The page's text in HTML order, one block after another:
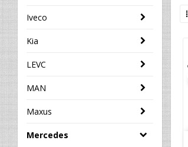
Iveco
Kia
LEVC
MAN
Maxus
Mercedes